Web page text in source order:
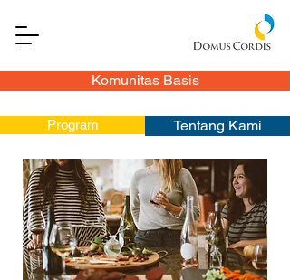
Komunitas Basis
Program Tentang Kami